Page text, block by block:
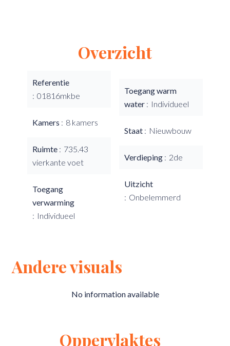
Overzicht
Referentie
01816mkbe
Kamers 8 kamers
Ruimte
735.43
vierkante voet
Toegang
verwarming
Individueel
Toegang warm
water
Individueel
Staat Nieuwbouw
Verdieping 2de
Uitzicht
Onbelemmerd
Andere visuals
No information available
Oppervlaktes